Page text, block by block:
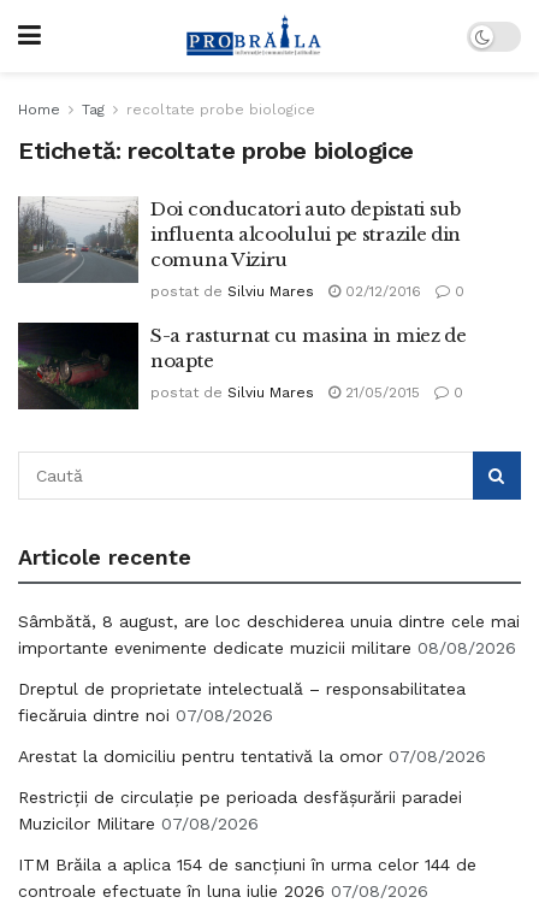
Home Tag recoltate probe biologice
Etichetă: recoltate probe biologice
Doi conducatori auto depistati sub
influenta alcoolului pe strazile din
comuna Viziru
postat de Silviu Mares 02/12/2016 0
S-a rasturnat cu masina in miez de
noapte
postat de Silviu Mares 21/05/2015 0
Articole recente
Sâmbătă, 8 august, are loc deschiderea unuia dintre cele mai
importante evenimente dedicate muzicii militare 08/08/2026
Dreptul de proprietate intelectuală – responsabilitatea
fiecăruia dintre noi 07/08/2026
Arestat la domiciliu pentru tentativă la omor 07/08/2026
Restricții de circulație pe perioada desfășurării paradei
Muzicilor Militare 07/08/2026
ITM Brăila a aplica 154 de sancțiuni în urma celor 144 de
controale efectuate în luna iulie 2026 07/08/2026